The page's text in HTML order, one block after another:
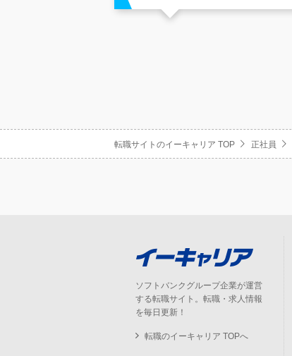
転職サイトのイーキャリア TOP 正社員
ソフトバンクグループ企業が運営
する転職サイト。転職・求人情報
を毎日更新！
転職のイーキャリア TOPへ